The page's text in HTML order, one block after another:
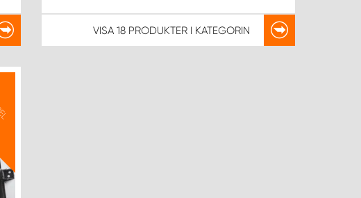
VISA 18 PRODUKTERI KATEGORIN